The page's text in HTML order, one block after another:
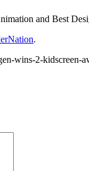
and Best
.
wins-2-kidscreen-